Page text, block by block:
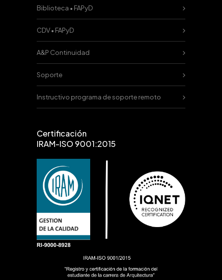
Biblioteca • FAPyD
CDV • FAPyD
A&P Continuidad
Soporte
Instructivo programa de soporte remoto
Certificación
IRAM-ISO 9001:2015